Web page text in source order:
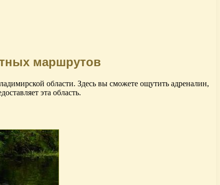
маршрутов
области. Здесь вы сможете ощутить адреналин,
эта область.